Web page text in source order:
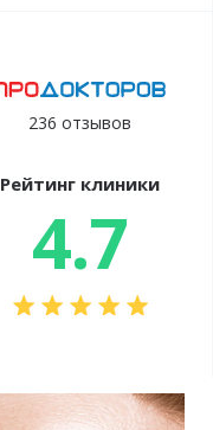
236 отзывов
Рейтинг клиники
4.7